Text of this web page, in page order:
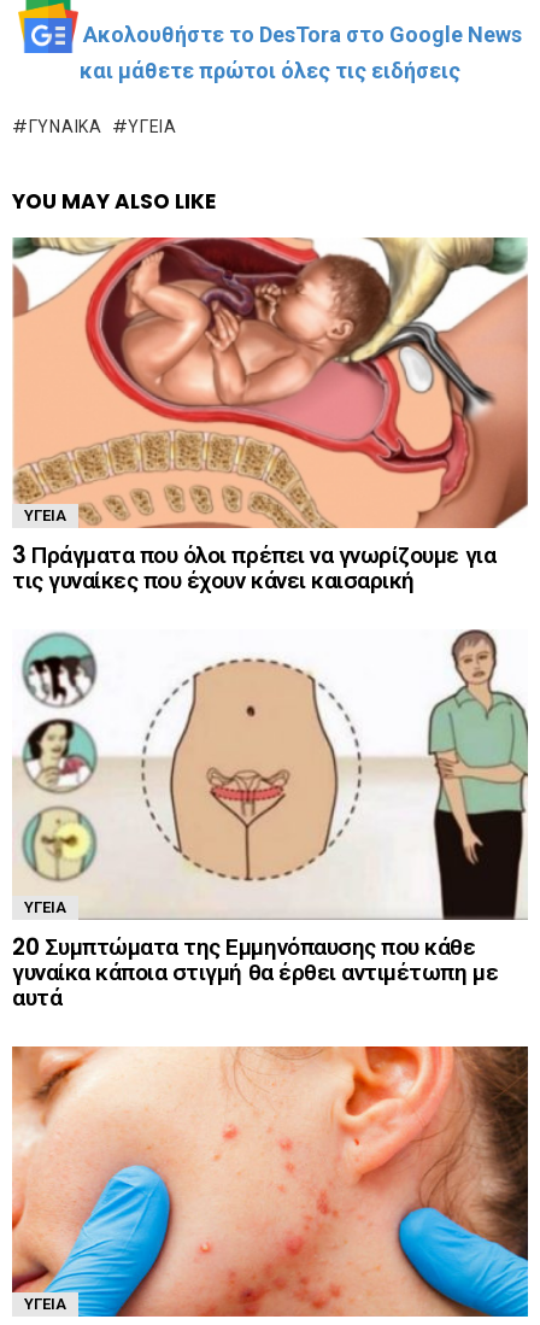
Ακολουθήστε το DesTora στο Google News
και μάθετε πρώτοι όλες τις ειδήσεις
ΓΥΝΑΊΚΑ ΥΓΕΊΑ
YOU MAY ALSO LIKE
ΥΓΕΊΑ
3 Πράγματα που όλοι πρέπει να γνωρίζουμε για
τις γυναίκες που έχουν κάνει καισαρική
ΥΓΕΊΑ
20 Συμπτώματα της Εμμηνόπαυσης που κάθε
γυναίκα κάποια στιγμή θα έρθει αντιμέτωπη με
αυτά
ΥΓΕΊΑ